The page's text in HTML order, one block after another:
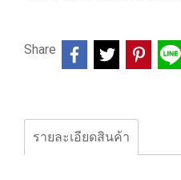
Share
รายละเอียดสินค้า